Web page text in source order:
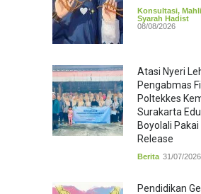
Konsultasi,
Syarah Hadist
08/08/2026
Atasi Nyeri
Pengabmas
Poltekkes
Surakarta
Boyolali
Release
Berita 31/07/2026
Pendidikan